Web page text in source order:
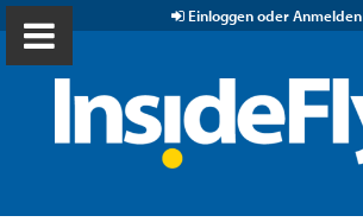
Einloggen oder Anmelden